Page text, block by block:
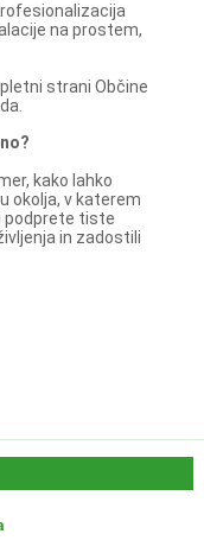
na prostem,
strani Občine
kako lahko
okolja, v katerem
podprete tiste
in zadostili